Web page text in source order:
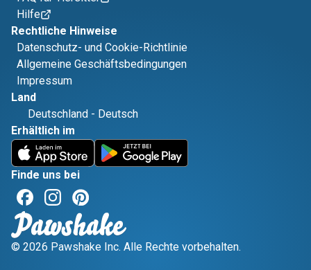
Hilfe
Rechtliche Hinweise
Datenschutz- und Cookie-Richtlinie
Allgemeine Geschäftsbedingungen
Impressum
Land
Deutschland - Deutsch
Erhältlich im
Finde uns bei
© 2026 Pawshake Inc. Alle Rechte vorbehalten.